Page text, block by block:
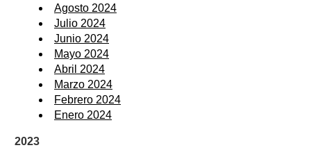
Agosto 2024
Julio 2024
Junio 2024
Mayo 2024
Abril 2024
Marzo 2024
Febrero 2024
Enero 2024
2023